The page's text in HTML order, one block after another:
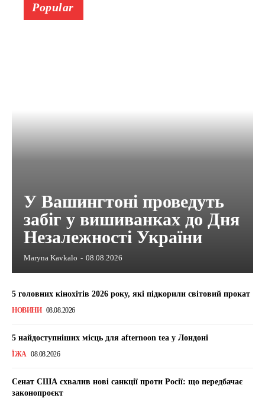
Popular
У Вашингтоні проведуть
забіг у вишиванках до Дня
Незалежності України
Maryna Kavkalo - 08.08.2026
5 головних кінохітів 2026 року, які підкорили світовий прокат
НОВИНИ 08.08.2026
5 найдоступніших місць для afternoon tea у Лондоні
ЇЖА 08.08.2026
Сенат США схвалив нові санкції проти Росії: що передбачає
законопроєкт